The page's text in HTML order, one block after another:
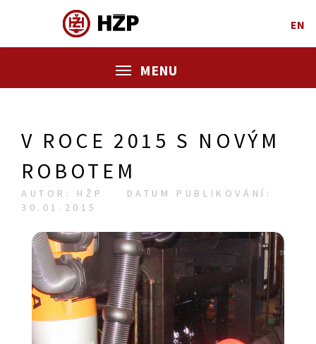
EN
MENU
V ROCE 2015 S NOVÝM
ROBOTEM
AUTOR: HŽP
DATUM PUBLIKOVÁNÍ:
30.01.2015